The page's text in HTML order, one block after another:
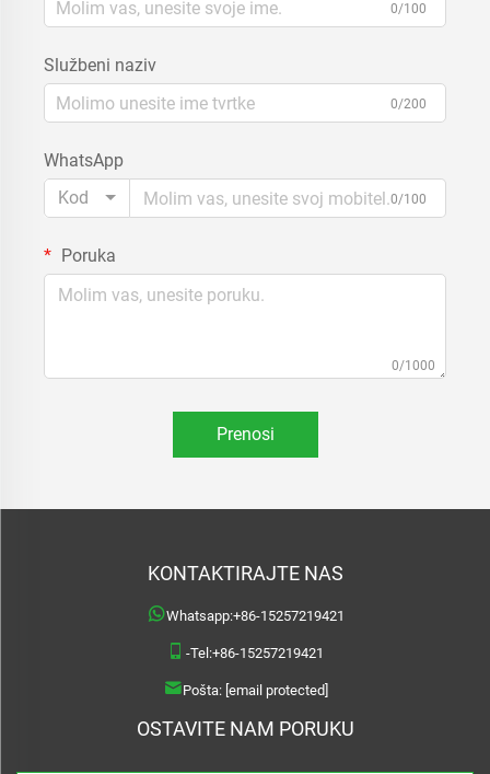
0/100
Službeni naziv
0/200
WhatsApp
Kod
0/100
Poruka
0/1000
Prenosi
KONTAKTIRAJTE NAS
Whatsapp:+86-15257219421
-Tel:+86-15257219421
Pošta: [email protected]
OSTAVITE NAM PORUKU